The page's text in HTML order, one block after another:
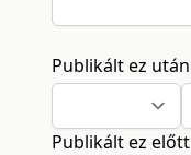
Publikált ez után
Publikált ez előtt